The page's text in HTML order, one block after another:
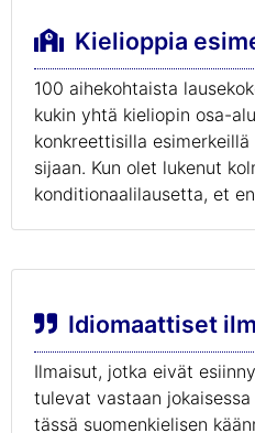
Kielioppia
100 aihekohtaista
kukin yhtä kieliopin osa-
konkreettisilla
sijaan. Kun olet lukenut
konditionaalilausetta, et
Idiomaattiset
Ilmaisut, jotka eivät
tulevat vastaan
tässä suomenkielisen